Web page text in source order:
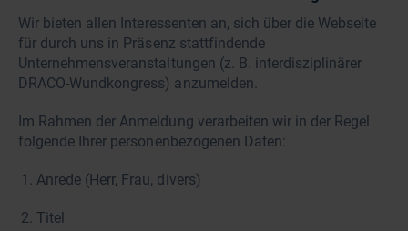
Wir bieten allen Interessenten an, sich über die Webseite
für durch uns in Präsenz stattfindende
Unternehmensveranstaltungen (z. B. interdisziplinärer
DRACO-Wundkongress) anzumelden.
Im Rahmen der Anmeldung verarbeiten wir in der Regel
folgende Ihrer personenbezogenen Daten:
Anrede (Herr, Frau, divers)
Titel